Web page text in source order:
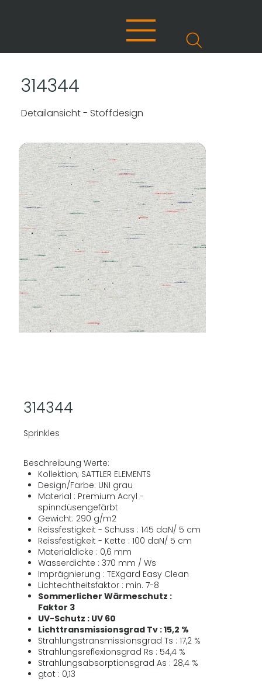
314344
Detailansicht - Stoffdesign
314344
Sprinkles
Beschreibung Werte:
Kollektion; SATTLER ELEMENTS
Design/Farbe: UNI grau
Material : Premium Acryl -
spinndüsengefärbt
Gewicht: 290 g/m2
Reissfestigkeit - Schuss : 145 daN/ 5 cm
Reissfestigkeit - Kette : 100 daN/ 5 cm
Materialdicke : 0,6 mm
Wasserdichte : 370 mm / Ws
Imprägnierung : TEXgard Easy Clean
Lichtechtheitsfaktor : min. 7-8
Sommerlicher Wärmeschutz :
Faktor 3
UV-Schutz : UV 60
Lichttransmissionsgrad Tv : 15,2 %
Strahlungstransmissionsgrad Ts : 17,2 %
Strahlungsreflexionsgrad Rs : 54,4 %
Strahlungsabsorptionsgrad As : 28,4 %
gtot : 0,13